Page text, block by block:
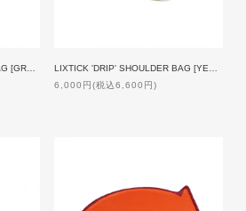
6,000円(税込6,600円)